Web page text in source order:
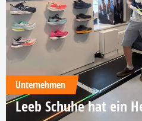
Unternehmen
Leeb Schuhe hat ein